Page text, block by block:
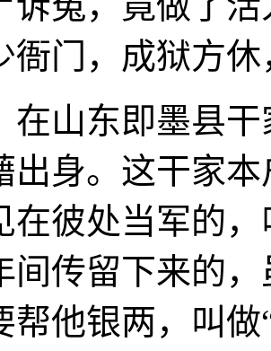
衙门，成狱方
在山东即墨县
出身。这干家
在彼处当军的
间传留下来的
帮他银两，叫